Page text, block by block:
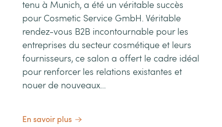
tenu à Munich, a été un véritable succès
pour Cosmetic Service GmbH. Véritable
rendez-vous B2B incontournable pour les
entreprises du secteur cosmétique et leurs
fournisseurs, ce salon a offert le cadre idéal
pour renforcer les relations existantes et
nouer de nouveaux…
En savoir plus